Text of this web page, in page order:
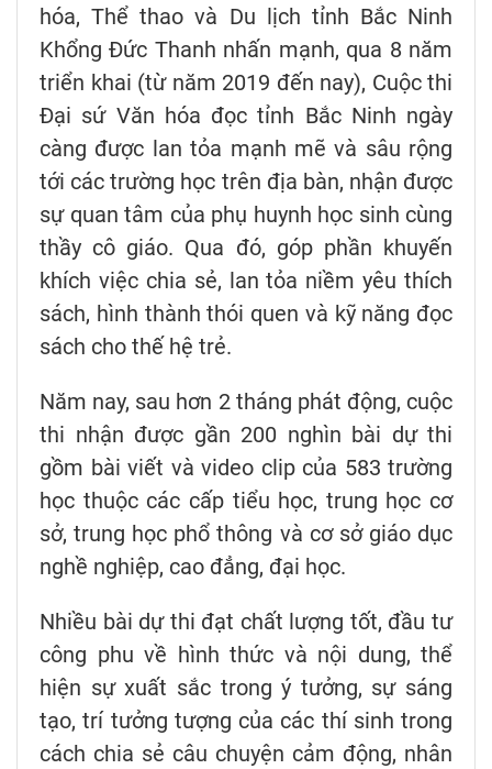
hóa, Thể thao và Du lịch tỉnh Bắc Ninh
Khổng Đức Thanh nhấn mạnh, qua 8 năm
triển khai (từ năm 2019 đến nay), Cuộc thi
Đại sứ Văn hóa đọc tỉnh Bắc Ninh ngày
càng được lan tỏa mạnh mẽ và sâu rộng
tới các trường học trên địa bàn, nhận được
sự quan tâm của phụ huynh học sinh cùng
thầy cô giáo. Qua đó, góp phần khuyến
khích việc chia sẻ, lan tỏa niềm yêu thích
sách, hình thành thói quen và kỹ năng đọc
sách cho thế hệ trẻ.
Năm nay, sau hơn 2 tháng phát động, cuộc
thi nhận được gần 200 nghìn bài dự thi
gồm bài viết và video clip của 583 trường
học thuộc các cấp tiểu học, trung học cơ
sở, trung học phổ thông và cơ sở giáo dục
nghề nghiệp, cao đẳng, đại học.
Nhiều bài dự thi đạt chất lượng tốt, đầu tư
công phu về hình thức và nội dung, thể
hiện sự xuất sắc trong ý tưởng, sự sáng
tạo, trí tưởng tượng của các thí sinh trong
cách chia sẻ câu chuyện cảm động, nhân